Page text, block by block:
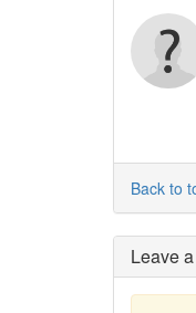
Back to
Leave